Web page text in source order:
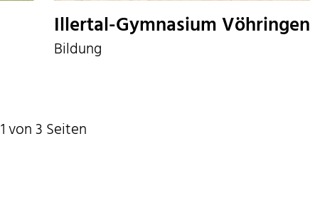
Illertal-Gymnasium Vöhringen
Bildung
1 von 3 Seiten